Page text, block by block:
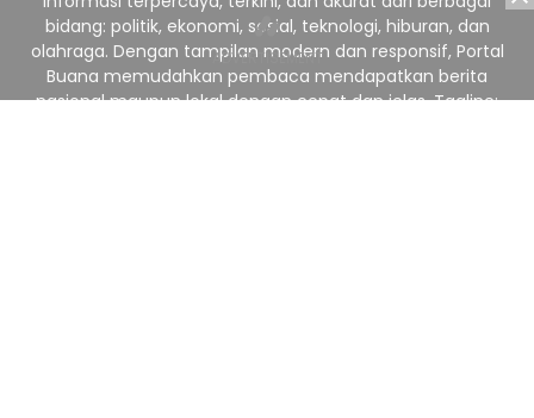
bidang: politik, ekonomi, sosial, teknologi, hiburan, dan
olahraga. Dengan tampilan modern dan responsif, Portal
Buana memudahkan pembaca mendapatkan berita
nasional maupun lokal dengan cepat dan jelas. Tagline: